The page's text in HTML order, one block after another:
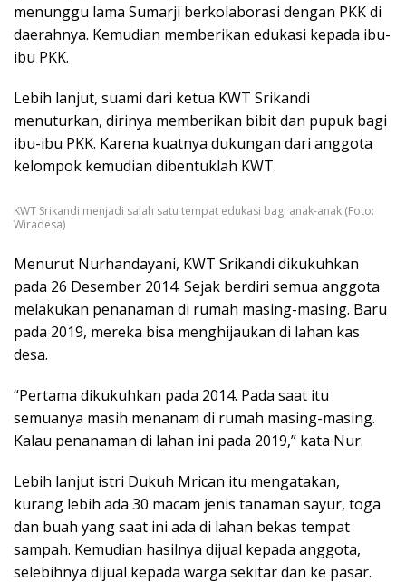
menunggu lama Sumarji berkolaborasi dengan PKK di
daerahnya. Kemudian memberikan edukasi kepada ibu-
ibu PKK.
Lebih lanjut, suami dari ketua KWT Srikandi
menuturkan, dirinya memberikan bibit dan pupuk bagi
ibu-ibu PKK. Karena kuatnya dukungan dari anggota
kelompok kemudian dibentuklah KWT.
KWT Srikandi menjadi salah satu tempat edukasi bagi anak-anak (Foto:
Wiradesa)
Menurut Nurhandayani, KWT Srikandi dikukuhkan
pada 26 Desember 2014. Sejak berdiri semua anggota
melakukan penanaman di rumah masing-masing. Baru
pada 2019, mereka bisa menghijaukan di lahan kas
desa.
“Pertama dikukuhkan pada 2014. Pada saat itu
semuanya masih menanam di rumah masing-masing.
Kalau penanaman di lahan ini pada 2019,” kata Nur.
Lebih lanjut istri Dukuh Mrican itu mengatakan,
kurang lebih ada 30 macam jenis tanaman sayur, toga
dan buah yang saat ini ada di lahan bekas tempat
sampah. Kemudian hasilnya dijual kepada anggota,
selebihnya dijual kepada warga sekitar dan ke pasar.